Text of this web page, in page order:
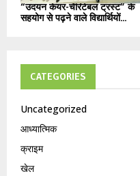
“उदयन केयर-चैरिटेबल ट्रस्ट” के
सहयोग से पढ़ने वाले विद्यार्थियों...
CATEGORIES
Uncategorized
आध्यात्मिक
क्राइम
खेल